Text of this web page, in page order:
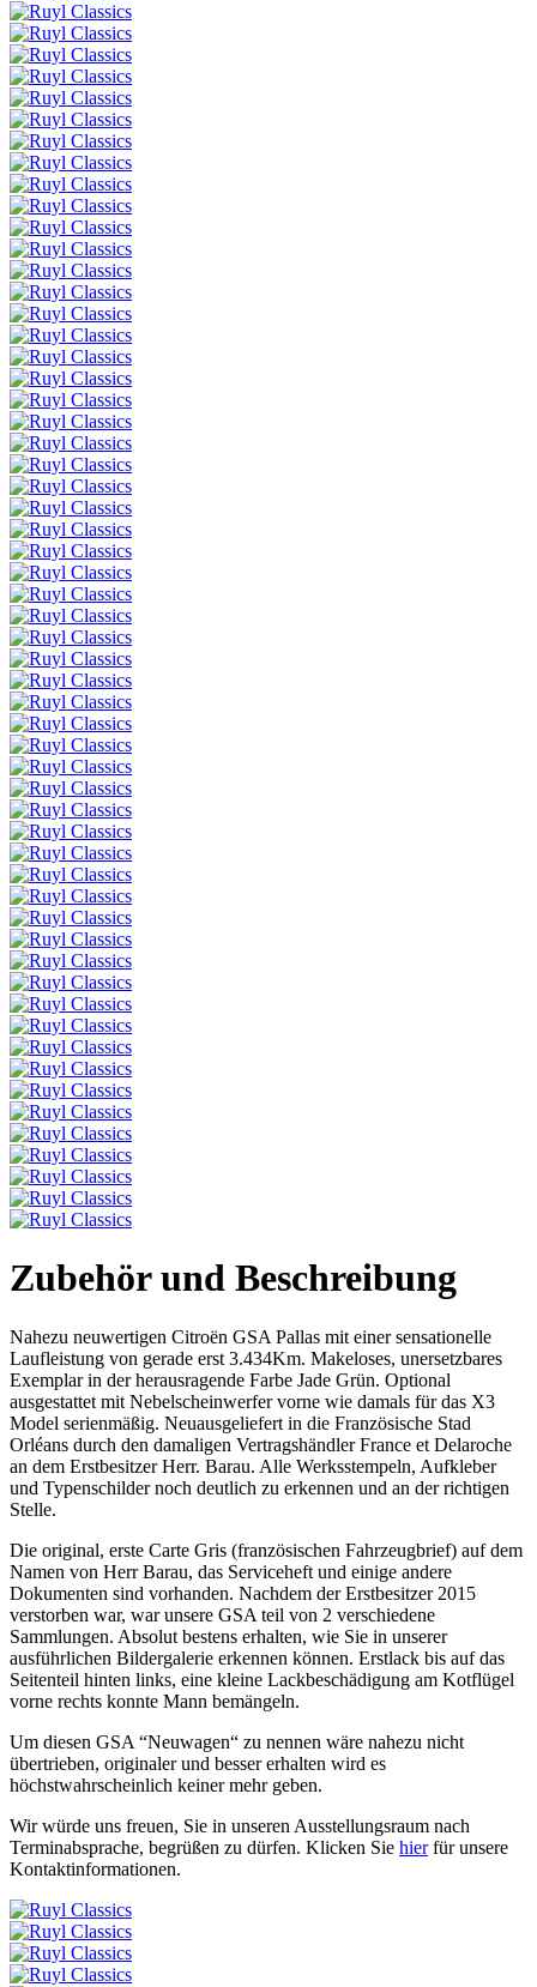
Zubehör und Beschreibung
Nahezu neuwertigen Citroën GSA Pallas mit einer sensationelle
Laufleistung von gerade erst 3.434Km. Makeloses, unersetzbares
Exemplar in der herausragende Farbe Jade Grün. Optional
ausgestattet mit Nebelscheinwerfer vorne wie damals für das X3
Model serienmäßig. Neuausgeliefert in die Französische Stad
Orléans durch den damaligen Vertragshändler France et Delaroche
an dem Erstbesitzer Herr. Barau. Alle Werksstempeln, Aufkleber
und Typenschilder noch deutlich zu erkennen und an der richtigen
Stelle.
Die original, erste Carte Gris (französischen Fahrzeugbrief) auf dem
Namen von Herr Barau, das Serviceheft und einige andere
Dokumenten sind vorhanden. Nachdem der Erstbesitzer 2015
verstorben war, war unsere GSA teil von 2 verschiedene
Sammlungen. Absolut bestens erhalten, wie Sie in unserer
ausführlichen Bildergalerie erkennen können. Erstlack bis auf das
Seitenteil hinten links, eine kleine Lackbeschädigung am Kotflügel
vorne rechts konnte Mann bemängeln.
Um diesen GSA “Neuwagen“ zu nennen wäre nahezu nicht
übertrieben, originaler und besser erhalten wird es
höchstwahrscheinlich keiner mehr geben.
Wir würde uns freuen, Sie in unseren Ausstellungsraum nach
Terminabsprache, begrüßen zu dürfen. Klicken Sie hierfür unsere
Kontaktinformationen.